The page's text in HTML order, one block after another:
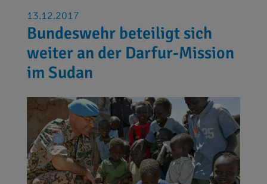
13.12.2017
Bundeswehr beteiligt sich
weiter an der Darfur-Mission
im Sudan